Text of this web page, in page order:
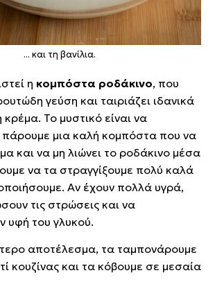
... και τη βανίλια.
η κομπόστα ροδάκινο, που
γεύση και ταιριάζει ιδανικά
κρέμα. Το μυστικό είναι να
πάρουμε μια καλή κομπόστα που να
και να μη λιώνει το ροδάκινο μέσα
να τα στραγγίξουμε πολύ καλά
Αν έχουν πολλά υγρά,
τις στρώσεις και να
υφή του γλυκού.
αποτέλεσμα, τα ταμπονάρουμε
κουζίνας και τα κόβουμε σε μεσαία